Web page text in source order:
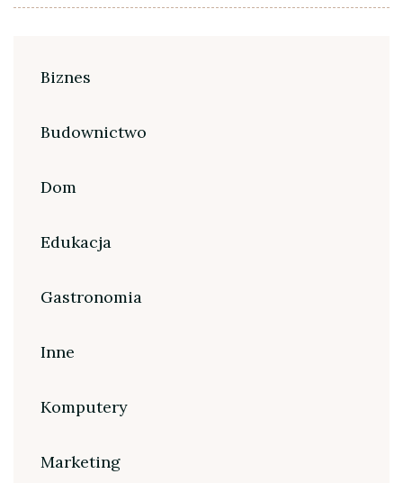
Biznes
Budownictwo
Dom
Edukacja
Gastronomia
Inne
Komputery
Marketing